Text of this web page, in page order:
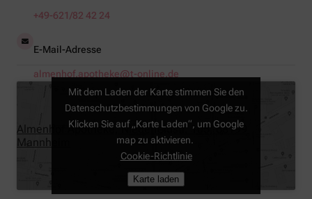
+49-621/82 42 24
E-Mail-Adresse
almenhof.apotheke@t-online.de
Almenhof Apotheke, Niederfeldstr. 105, 68199
Mannheim
Mit dem Laden der Karte stimmen Sie den
Datenschutzbestimmungen von Google zu.
Klicken Sie auf „Karte Laden“, um Google
map zu aktivieren.
Cookie-Richtlinie
Karte laden